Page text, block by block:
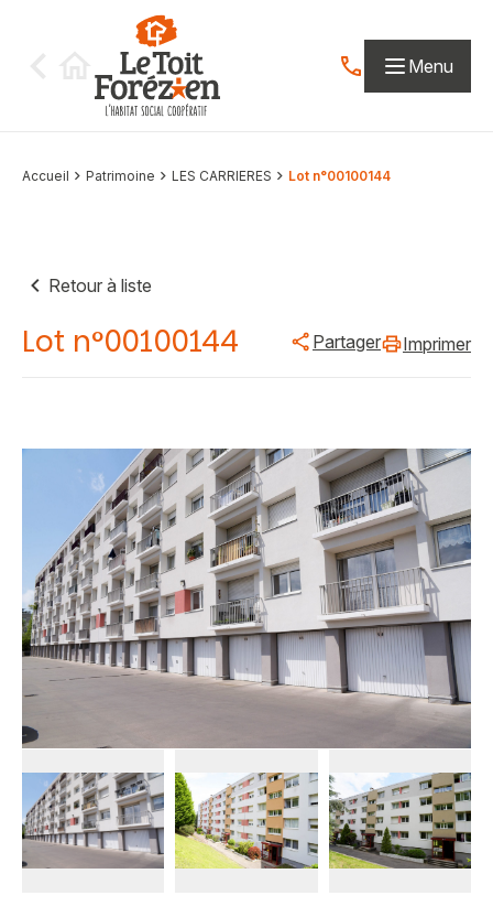
Contactez-nous
Menu
Accueil Patrimoine LES CARRIERES Lot n°00100144
Retour à liste
Lot n°00100144 Partager Imprimer